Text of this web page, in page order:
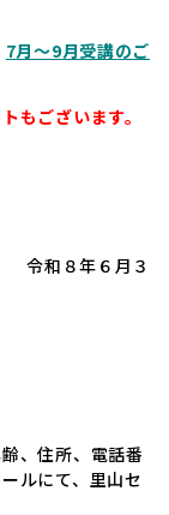
7月～9月受講のご
ざいます。
令和８年６月３
、住所、電話番
ルにて、里山セ